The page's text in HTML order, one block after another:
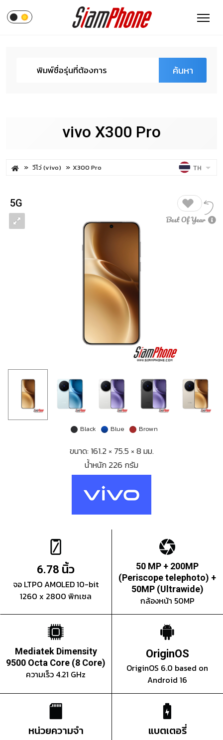
ค้นหา
vivo X300 Pro
วีโว่ (vivo) X300 Pro TH
5G
Black Blue Brown
ขนาด: 161.2 × 75.5 × 8 มม.
น้ำหนัก 226 กรัม
6.78 นิ้ว
จอ LTPO AMOLED 10-bit
1260 x 2800 พิกเซล
50 MP + 200MP
(Periscope telephoto) +
50MP (Ultrawide)
กล้องหน้า 50MP
Mediatek Dimensity
9500 Octa Core (8 Core)
ความเร็ว 4.21 GHz
OriginOS
OriginOS 6.0 based on
Android 16
หน่วยความจำ แบตเตอรี่